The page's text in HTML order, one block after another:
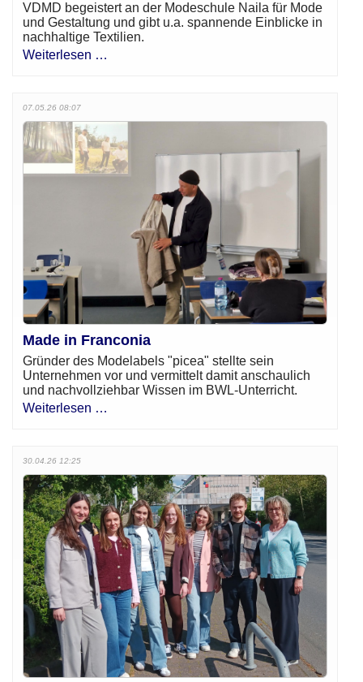
VDMD begeistert an der Modeschule Naila für Mode
und Gestaltung und gibt u.a. spannende Einblicke in
nachhaltige Textilien.
Weiterlesen …
07.05.26 08:07
Made in Franconia
Gründer des Modelabels "picea" stellte sein
Unternehmen vor und vermittelt damit anschaulich
und nachvollziehbar Wissen im BWL-Unterricht.
Weiterlesen …
30.04.26 12:25